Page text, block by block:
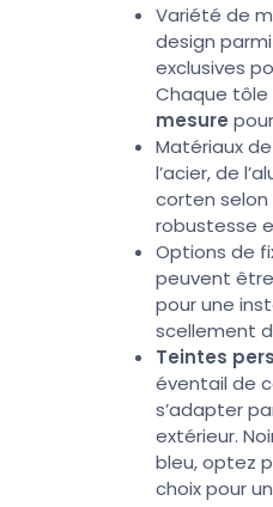
Variété de
design
exclusives
Chaque
mesure
Matériaux
l’acier, de
corten selon
robustesse
Options de
peuvent
pour une
scellement
Teintes
éventail de
s’adapter
extérieur.
bleu, optez
choix pour